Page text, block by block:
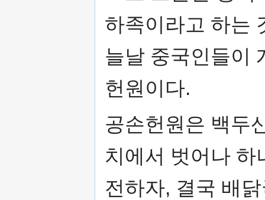
하족이라고 하는
늘날 중국인들이
헌원이다.
공손헌원은 백두
치에서 벗어나 하
전하자, 결국 배